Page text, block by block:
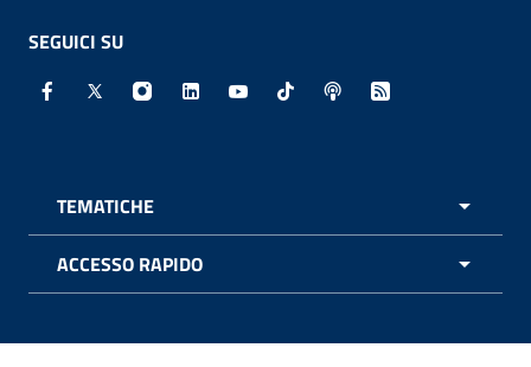
SEGUICI SU
Facebook - Sito esterno - Apertura in nuova finestra
X - Sito esterno - Apertura in nuova finestra
Instagram - Sito esterno - Apertura in
Linkedin - Sito esterno - Apertura in
Youtube - Sito esterno -
TikTok - Sito esterno -
Spreaker - Sito
Feed RSS -
TEMATICHE
ACCESSO RAPIDO